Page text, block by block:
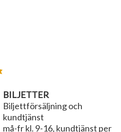
BILJETTER
Biljettförsäljning och
kundtjänst
må-fr kl. 9-16, kundtjänst per